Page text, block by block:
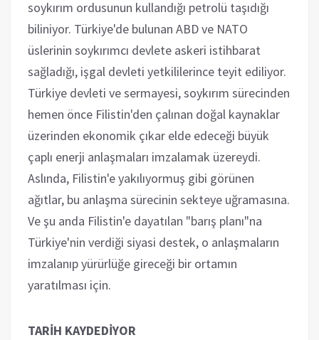
soykırım ordusunun kullandığı petrolü taşıdığı
biliniyor. Türkiye'de bulunan ABD ve NATO
üslerinin soykırımcı devlete askeri istihbarat
sağladığı, işgal devleti yetkililerince teyit ediliyor.
Türkiye devleti ve sermayesi, soykırım sürecinden
hemen önce Filistin'den çalınan doğal kaynaklar
üzerinden ekonomik çıkar elde edeceği büyük
çaplı enerji anlaşmaları imzalamak üzereydi.
Aslında, Filistin'e yakılıyormuş gibi görünen
ağıtlar, bu anlaşma sürecinin sekteye uğramasına.
Ve şu anda Filistin'e dayatılan "barış planı"na
Türkiye'nin verdiği siyasi destek, o anlaşmaların
imzalanıp yürürlüğe gireceği bir ortamın
yaratılması için.
TARİH KAYDEDİYOR